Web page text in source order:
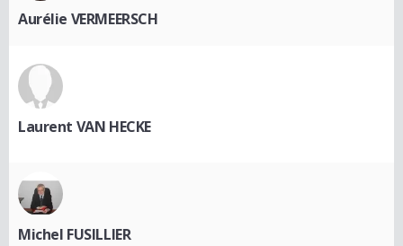
Aurélie VERMEERSCH
Laurent VAN HECKE
Michel FUSILLIER